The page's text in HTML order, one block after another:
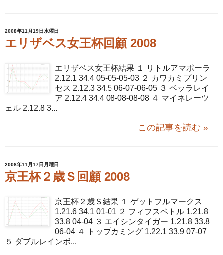
2008年11月19日水曜日
エリザベス女王杯回顧 2008
エリザベス女王杯結果 １ リトルアマポーラ
2.12.1 34.4 05-05-05-03 ２ カワカミプリン
セス 2.12.3 34.5 06-07-06-05 ３ ベッラレイ
ア 2.12.4 34.4 08-08-08-08 ４ マイネレーツ
ェル 2.12.8 3...
この記事を読む »
2008年11月17日月曜日
京王杯２歳Ｓ回顧 2008
京王杯２歳Ｓ結果 １ ゲットフルマークス
1.21.6 34.1 01-01 ２ フィフスペトル 1.21.8
33.8 04-04 ３ エイシンタイガー 1.21.8 33.8
06-04 ４ トップカミング 1.22.1 33.9 07-07
５ ダブルレインボ...